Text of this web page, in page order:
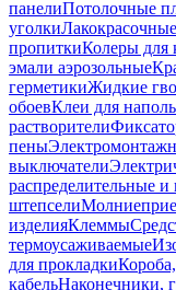
панелиПотолочные
уголки
пропиткиКолеры для
эмали аэрозольные
герметикиЖидкие
обоевКлеи для
растворители
пены
выключатели
распределительные и
штепсели
изделияКлеммы
термоусаживаемые
для прокладки
кабельНаконечники,